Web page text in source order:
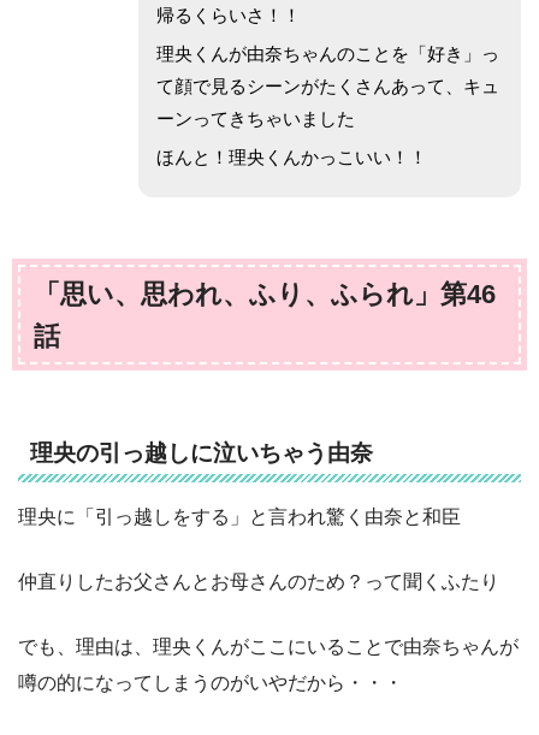
帰るくらいさ！！
理央くんが由奈ちゃんのことを「好き」っ
て顔で見るシーンがたくさんあって、キュ
ーンってきちゃいました
ほんと！理央くんかっこいい！！
「思い、思われ、ふり、ふられ」第46
話
理央の引っ越しに泣いちゃう由奈
理央に「引っ越しをする」と言われ驚く由奈と和臣
仲直りしたお父さんとお母さんのため？って聞くふたり
でも、理由は、理央くんがここにいることで由奈ちゃんが
噂の的になってしまうのがいやだから・・・